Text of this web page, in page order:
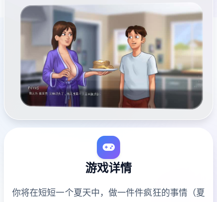
游戏详情
你将在短短一个夏天中，做一件件疯狂的事情（夏